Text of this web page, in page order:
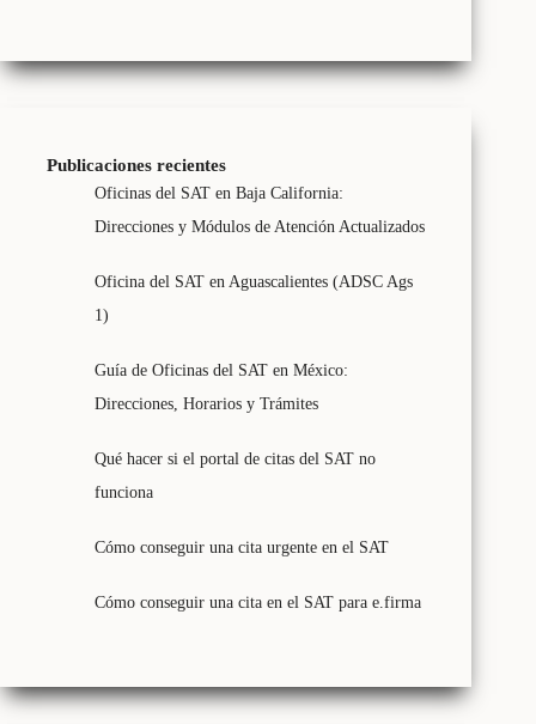
Publicaciones recientes
Oficinas del SAT en Baja California:
Direcciones y Módulos de Atención Actualizados
Oficina del SAT en Aguascalientes (ADSC Ags
1)
Guía de Oficinas del SAT en México:
Direcciones, Horarios y Trámites
Qué hacer si el portal de citas del SAT no
funciona
Cómo conseguir una cita urgente en el SAT
Cómo conseguir una cita en el SAT para e.firma